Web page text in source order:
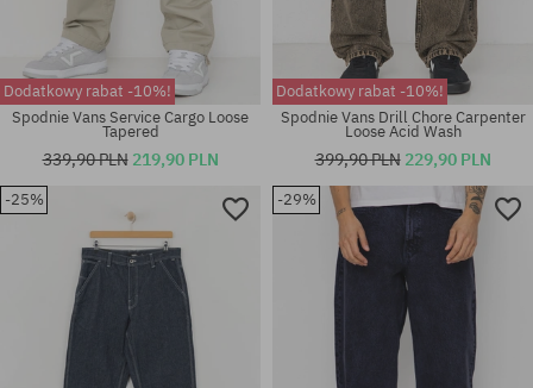
Dostępne rozmiary:
Dostępne rozmiary:
Dodatkowy rabat -10%!
Spodnie Vans Service Cargo Loose
Tapered
339,90 PLN 219,90 PLN
Dodatkowy rabat -10%!
Spodnie Vans Drill Chore Carpenter
Loose Acid Wash
399,90 PLN 229,90 PLN
-25% -29%